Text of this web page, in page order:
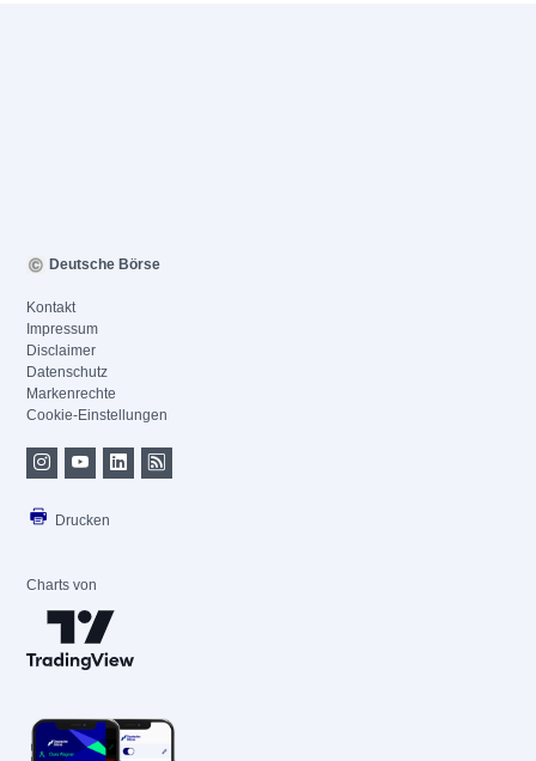
Deutsche Börse
Kontakt
Impressum
Disclaimer
Datenschutz
Markenrechte
Cookie-Einstellungen
Drucken
Charts von